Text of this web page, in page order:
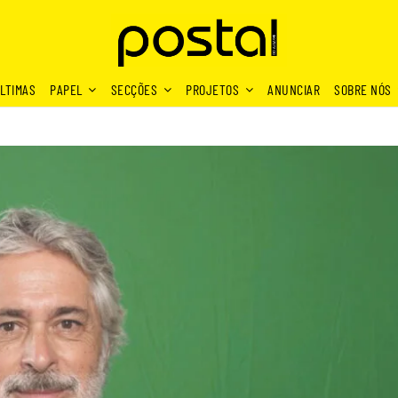
PAPEL SECÇÕES PROJETOS ANUNCIAR SOBRE NÓS